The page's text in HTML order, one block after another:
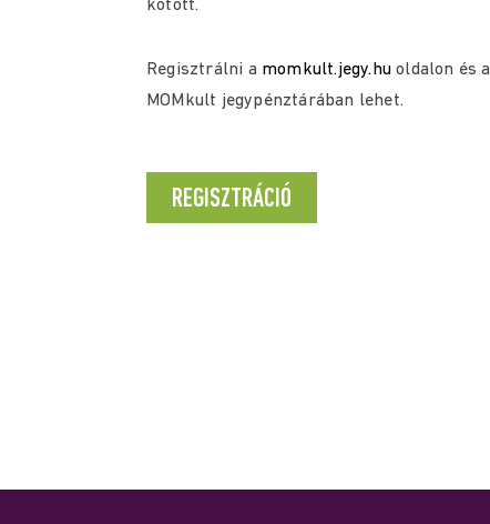
kötött.
Regisztrálni a momkult.jegy.hu oldalon és a
MOMkult jegypénztárában lehet.
REGISZTRÁCIÓ